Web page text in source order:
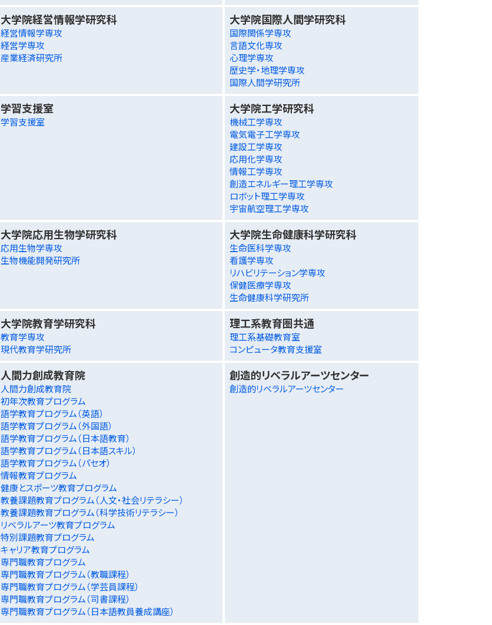
大学院経営情報学研究科
経営情報学専攻
経営学専攻
産業経済研究所
大学院国際人間学研究科
国際関係学専攻
言語文化専攻
心理学専攻
歴史学・地理学専攻
国際人間学研究所
学習支援室
学習支援室
大学院工学研究科
機械工学専攻
電気電子工学専攻
建設工学専攻
応用化学専攻
情報工学専攻
創造エネルギー理工学専攻
ロボット理工学専攻
宇宙航空理工学専攻
大学院応用生物学研究科
応用生物学専攻
生物機能開発研究所
大学院生命健康科学研究科
生命医科学専攻
看護学専攻
リハビリテーション学専攻
保健医療学専攻
生命健康科学研究所
大学院教育学研究科
教育学専攻
現代教育学研究所
理工系教育圏共通
理工系基礎教育室
コンピュータ教育支援室
人間力創成教育院
人間力創成教育院
初年次教育プログラム
語学教育プログラム（英語）
語学教育プログラム（外国語）
語学教育プログラム（日本語教育）
語学教育プログラム（日本語スキル）
語学教育プログラム（パセオ）
情報教育プログラム
健康とスポーツ教育プログラム
教養課題教育プログラム（人文・社会リテラシー）
教養課題教育プログラム（科学技術リテラシー）
リベラルアーツ教育プログラム
特別課題教育プログラム
キャリア教育プログラム
専門職教育プログラム
専門職教育プログラム（教職課程）
専門職教育プログラム（学芸員課程）
専門職教育プログラム（司書課程）
専門職教育プログラム（日本語教員養成講座）
創造的リベラルアーツセンター
創造的リベラルアーツセンター